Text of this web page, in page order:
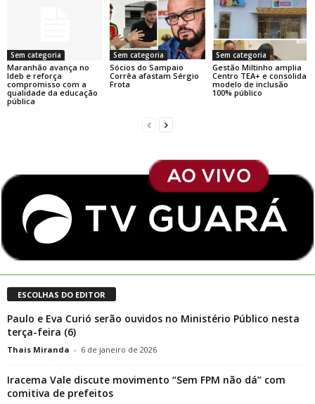
Sem categoria
Maranhão avança no
Ideb e reforça
compromisso com a
qualidade da educação
pública
Sem categoria
Sócios do Sampaio
Corrêa afastam Sérgio
Frota
Sem categoria
Gestão Miltinho amplia
Centro TEA+ e consolida
modelo de inclusão
100% público
ESCOLHAS DO EDITOR
Paulo e Eva Curió serão ouvidos no Ministério Público nesta
terça-feira (6)
Thais Miranda - 6 de janeiro de 2026
Iracema Vale discute movimento “Sem FPM não dá” com
comitiva de prefeitos